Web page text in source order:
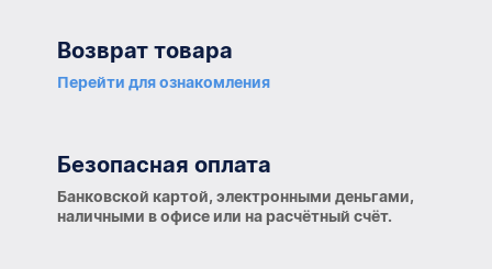
Возврат товара
Перейти для ознакомления
Безопасная оплата
Банковской картой, электронными деньгами,
наличными в офисе или на расчётный счёт.